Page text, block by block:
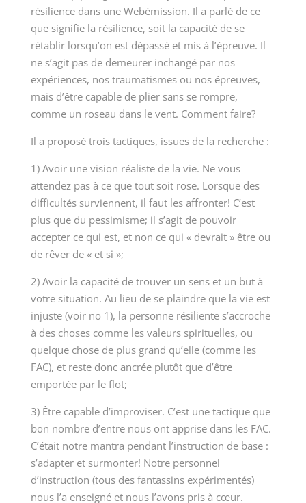
résilience dans une Webémission. Il a parlé de ce
que signifie la résilience, soit la capacité de se
rétablir lorsqu’on est dépassé et mis à l’épreuve. Il
ne s’agit pas de demeurer inchangé par nos
expériences, nos traumatismes ou nos épreuves,
mais d’être capable de plier sans se rompre,
comme un roseau dans le vent. Comment faire?
Il a proposé trois tactiques, issues de la recherche :
1) Avoir une vision réaliste de la vie. Ne vous
attendez pas à ce que tout soit rose. Lorsque des
difficultés surviennent, il faut les affronter! C’est
plus que du pessimisme; il s’agit de pouvoir
accepter ce qui est, et non ce qui « devrait » être ou
de rêver de « et si »;
2) Avoir la capacité de trouver un sens et un but à
votre situation. Au lieu de se plaindre que la vie est
injuste (voir no 1), la personne résiliente s’accroche
à des choses comme les valeurs spirituelles, ou
quelque chose de plus grand qu’elle (comme les
FAC), et reste donc ancrée plutôt que d’être
emportée par le flot;
3) Être capable d’improviser. C’est une tactique que
bon nombre d’entre nous ont apprise dans les FAC.
C’était notre mantra pendant l’instruction de base :
s’adapter et surmonter! Notre personnel
d’instruction (tous des fantassins expérimentés)
nous l’a enseigné et nous l’avons pris à cœur.